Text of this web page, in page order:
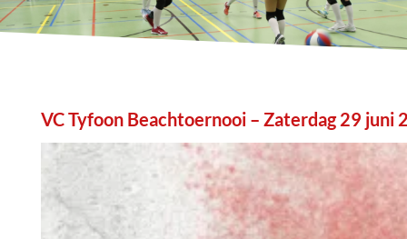
VC Tyfoon Beachtoernooi – Zaterdag 29 juni